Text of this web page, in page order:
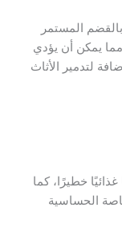
بالقضم المستمر
مما يمكن أن يؤدي
لتدمير الأثاث
خطيرًا، كما
الحساسية